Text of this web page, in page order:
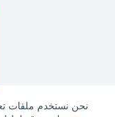
نحن نستخدم ملفات